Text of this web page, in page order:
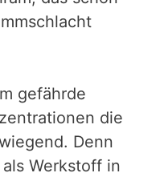
gefährde
die
Denn
Werkstoff in